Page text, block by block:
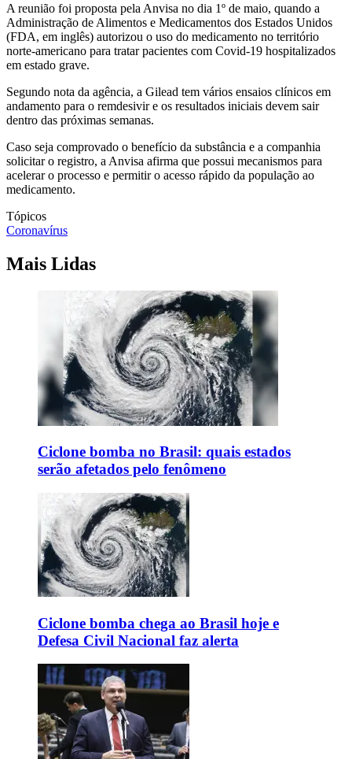
A reunião foi proposta pela Anvisa no dia 1º de maio, quando a
Administração de Alimentos e Medicamentos dos Estados Unidos
(FDA, em inglês) autorizou o uso do medicamento no território
norte-americano para tratar pacientes com Covid-19 hospitalizados
em estado grave.
Segundo nota da agência, a Gilead tem vários ensaios clínicos em
andamento para o remdesivir e os resultados iniciais devem sair
dentro das próximas semanas.
Caso seja comprovado o benefício da substância e a companhia
solicitar o registro, a Anvisa afirma que possui mecanismos para
acelerar o processo e permitir o acesso rápido da população ao
medicamento.
Tópicos
Coronavírus
Mais Lidas
Ciclone bomba no Brasil: quais estados
serão afetados pelo fenômeno
Ciclone bomba chega ao Brasil hoje e
Defesa Civil Nacional faz alerta